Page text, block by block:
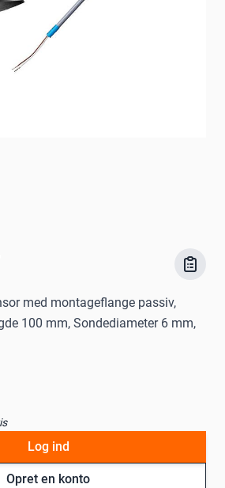
med montageflange passiv,
100 mm, Sondediameter 6 mm,
Opret en konto
Log ind